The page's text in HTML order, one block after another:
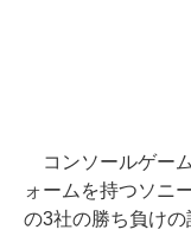
コンソールゲー
ォームを持つソニ
の3社の勝ち負け